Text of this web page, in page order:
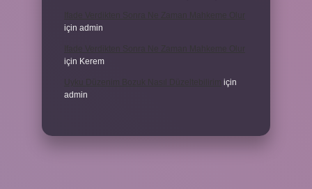
için admin
için Kerem
için
admin